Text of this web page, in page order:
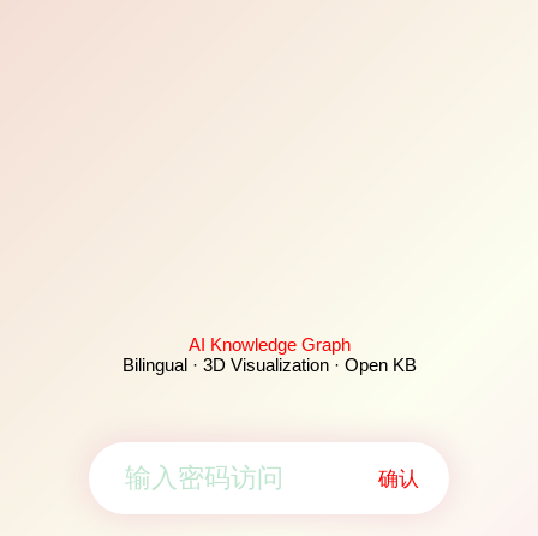
AI Knowledge Graph
Bilingual · 3D Visualization · Open KB
确认